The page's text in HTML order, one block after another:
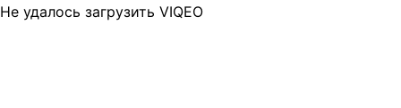
Не удалось загрузить VIQEO